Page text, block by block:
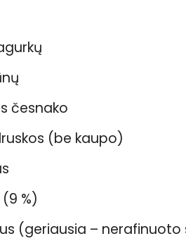
česnako
(be kaupo)
%)
(geriausia – nerafinuoto